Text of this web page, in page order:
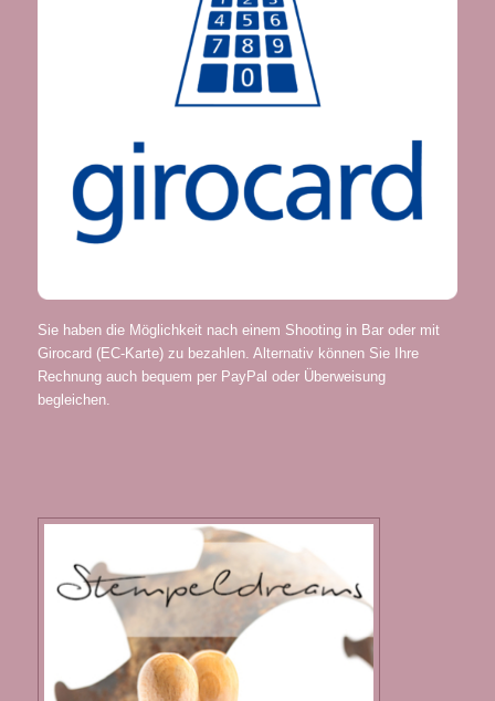
Sie haben die Möglichkeit nach einem Shooting in Bar oder mit
Girocard (EC-Karte) zu bezahlen. Alternativ können Sie Ihre
Rechnung auch bequem per PayPal oder Überweisung
begleichen.